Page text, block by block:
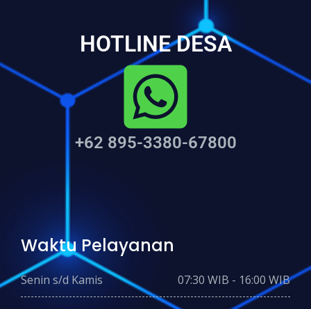
HOTLINE DESA
+62 895-3380-67800
Waktu Pelayanan
Senin s/d Kamis 07:30 WIB - 16:00 WIB